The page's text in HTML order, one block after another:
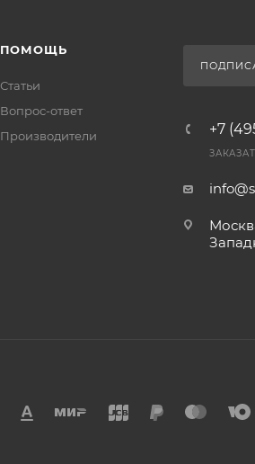
ПОМОЩЬ
Статьи
Вопрос-ответ
Производители
+7